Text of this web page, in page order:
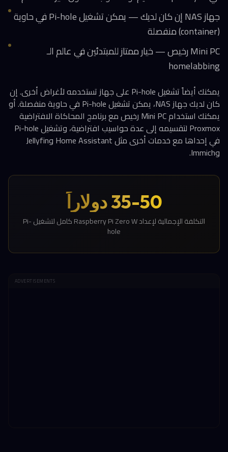
جهاز NAS إن كان لديك — يمكن تشغيل Pi-hole في حاوية
(container) منفصلة
Mini PC رخيص — خيار ممتاز للمبتدئين في عالم الـ
homelabbing
يمكنك أيضاً تشغيل Pi-hole على جهاز تستخدمه لأغراض أخرى. إن
كان لديك جهاز NAS، يمكن تشغيل Pi-hole في حاوية منفصلة. أو
يمكنك استخدام Mini PC رخيص مع برنامج المحاكاة الافتراضية
Proxmox لتقسيمه إلى عدة حواسيب افتراضية، وتشغيل Pi-hole
في إحداها مع خدمات أخرى مثل Home Assistant وJellyfin
وImmich.
35-50 دولاراً
التكلفة الإجمالية لإعداد Raspberry Pi Zero W كامل لتشغيل Pi-
hole
ADVERTISEMENTS